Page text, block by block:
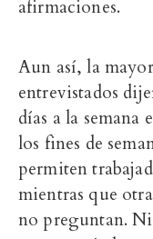
afirmaciones.
Aun así, la
entrevistados
días a la semana
los fines de
permiten
mientras que
no preguntan.